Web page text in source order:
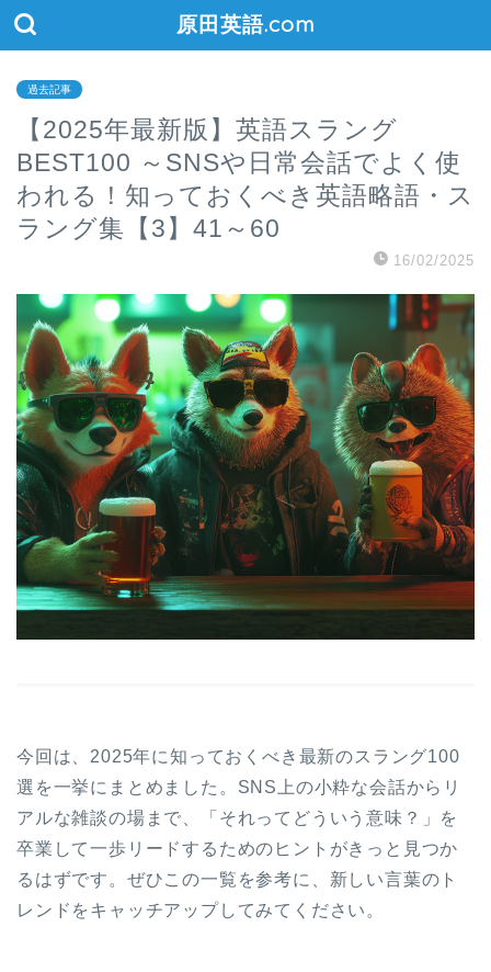
原田英語.com
過去記事
【2025年最新版】英語スラング
BEST100 ～SNSや日常会話でよく使
われる！知っておくべき英語略語・ス
ラング集【3】41～60
16/02/2025
今回は、2025年に知っておくべき最新のスラング100
選を一挙にまとめました。SNS上の小粋な会話からリ
アルな雑談の場まで、「それってどういう意味？」を
卒業して一歩リードするためのヒントがきっと見つか
るはずです。ぜひこの一覧を参考に、新しい言葉のト
レンドをキャッチアップしてみてください。